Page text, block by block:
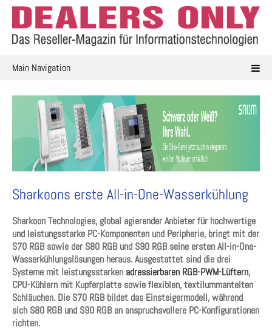
Skip
content
Main Navigation
Sharkoons erste All-in-One-Wasserkühlung
Sharkoon Technologies, global agierender Anbieter für hochwertige
und leistungsstarke PC-Komponenten und Peripherie, bringt mit der
S70 RGB sowie der S80 RGB und S90 RGB seine ersten All-in-One-
Wasserkühlungslösungen heraus. Ausgestattet sind die drei
Systeme mit leistungsstarken adressierbaren RGB-PWM-Lüftern,
CPU-Kühlern mit Kupferplatte sowie flexiblen, textilummantelten
Schläuchen. Die S70 RGB bildet das Einsteigermodell, während
sich S80 RGB und S90 RGB an anspruchsvollere PC-Konfigurationen
richten.